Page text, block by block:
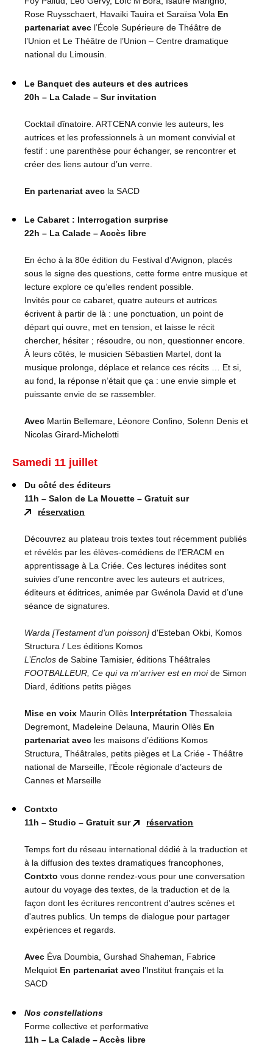
Rose Ruysschaert, Havaiki Tauira et Saraïsa Vola En
partenariat avec l’École Supérieure de Théâtre de
l’Union et Le Théâtre de l’Union – Centre dramatique
national du Limousin.
Le Banquet des auteurs et des autrices
20h – La Calade – Sur invitation
Cocktail dînatoire. ARTCENA convie les auteurs, les
autrices et les professionnels à un moment convivial et
festif : une parenthèse pour échanger, se rencontrer et
créer des liens autour d’un verre.
En partenariat avec la SACD
Le Cabaret : Interrogation surprise
22h – La Calade – Accès libre
En écho à la 80e édition du Festival d’Avignon, placés
sous le signe des questions, cette forme entre musique et
lecture explore ce qu’elles rendent possible.
Invités pour ce cabaret, quatre auteurs et autrices
écrivent à partir de là : une ponctuation, un point de
départ qui ouvre, met en tension, et laisse le récit
chercher, hésiter ; résoudre, ou non, questionner encore.
À leurs côtés, le musicien Sébastien Martel, dont la
musique prolonge, déplace et relance ces récits … Et si,
au fond, la réponse n’était que ça : une envie simple et
puissante envie de se rassembler.
Avec Martin Bellemare, Léonore Confino, Solenn Denis et
Nicolas Girard-Michelotti
Samedi 11 juillet
Du côté des éditeurs
11h – Salon de La Mouette – Gratuit sur
réservation
Découvrez au plateau trois textes tout récemment publiés
et révélés par les élèves-comédiens de l’ERACM en
apprentissage à La Criée. Ces lectures inédites sont
suivies d’une rencontre avec les auteurs et autrices,
éditeurs et éditrices, animée par Gwénola David et d’une
séance de signatures.
Warda [Testament d’un poisson] d'Esteban Okbi, Komos
Structura / Les éditions Komos
L’Enclos de Sabine Tamisier, éditions Théâtrales
FOOTBALLEUR, Ce qui va m’arriver est en moide Simon
Diard, éditions petits pièges
Mise en voix Maurin Ollès Interprétation Thessaleïa
Degremont, Madeleine Delauna, Maurin Ollès En
partenariat avec les maisons d’éditions Komos
Structura, Théâtrales, petits pièges et La Criée - Théâtre
national de Marseille, l’École régionale d’acteurs de
Cannes et Marseille
Contxto
11h – Studio – Gratuit sur
réservation
Temps fort du réseau international dédié à la traduction et
à la diffusion des textes dramatiques francophones,
Contxto vous donne rendez-vous pour une conversation
autour du voyage des textes, de la traduction et de la
façon dont les écritures rencontrent d'autres scènes et
d'autres publics. Un temps de dialogue pour partager
expériences et regards.
Avec Éva Doumbia, Gurshad Shaheman, Fabrice
Melquiot En partenariat avec l’Institut français et la
SACD
Nos constellations
Forme collective et performative
11h – La Calade – Accès libre